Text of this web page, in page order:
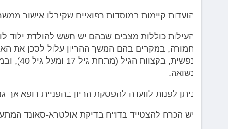
הועדות קיימות במוסדות רפואיים שקיבלו אישור
העילות כוללות מצבים שבהם יש חשש להולדת ילוד
חמורה, במקרים בהם המשך ההריון עלול לסכן את
נפשית,
נשואה.
ניתן לפנות לוועדה להפסקת הריון בהפניית רופא אך
יש הכרח להצטייד בדו"ח בדיקת אולטרא-סאונד